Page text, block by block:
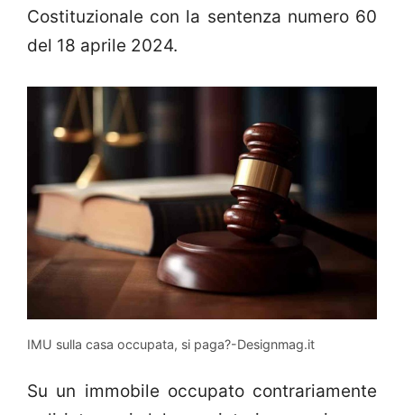
Costituzionale con la sentenza numero 60
del 18 aprile 2024.
IMU sulla casa occupata, si paga?-Designmag.it
Su un immobile occupato contrariamente